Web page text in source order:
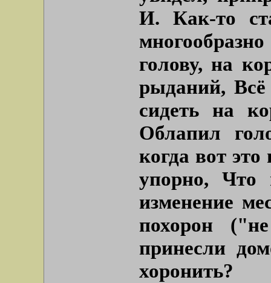
И. Как-то
голову, на
рыданий, Всё
сидеть на
Облапил
когда вот
упорно, Что
изменение
похорон (
принесли
хоронить?